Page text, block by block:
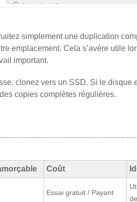
simplement une duplication
emplacement. Cela s’avère utile
important.
clonez vers un SSD. Si le disque
copies complètes régulières.
Coût
Essai gratuit / Payant